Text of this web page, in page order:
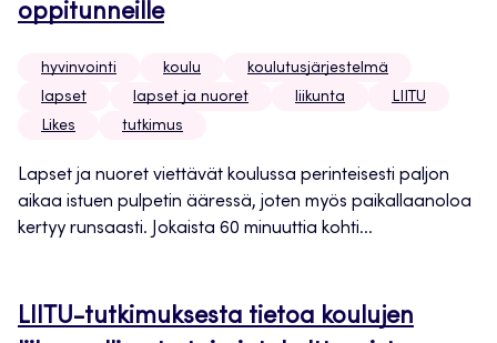
oppitunneille
hyvinvointi koulu
koulutusjärjestelmä
lapset
lapset ja nuoret liikunta
LIITU
Likes
tutkimus
Lapset ja nuoret viettävät koulussa perinteisesti paljon
aikaa istuen pulpetin ääressä, joten myös paikallaanoloa
kertyy runsaasti. Jokaista 60 minuuttia kohti...
LIITU-tutkimuksesta tietoa koulujen